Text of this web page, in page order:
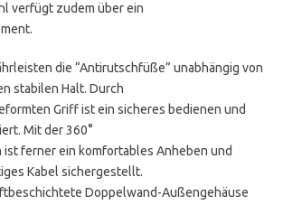
verfügt zudem über ein
die “Antirutschfüße” unabhängig von
stabilen Halt. Durch
Griff ist ein sicheres bedienen und
Mit der 360°
ist ferner ein komfortables Anheben und
Kabel sichergestellt.
Doppelwand-Außengehäuse